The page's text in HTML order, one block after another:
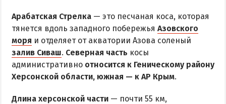
Обзор Счастливцево
Все базы отдыха в Счастливцево
Веб-камеры в Счастливцево
Карта Счастливцево
Арабатская Стрелка — это песчаная коса, которая
тянется вдоль западного побережья Азовского
моря и отделяет от акватории Азова соленый
залив Сиваш. Северная часть косы
административно относится к Геническому району
Херсонской области, южная — к АР Крым.
Длина херсонской части — почти 55 км,